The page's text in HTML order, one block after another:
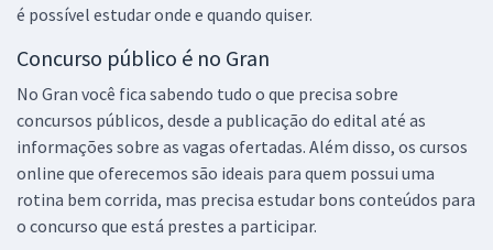
é possível estudar onde e quando quiser.
Concurso público é no Gran
No Gran você fica sabendo tudo o que precisa sobre
concursos públicos, desde a publicação do edital até as
informações sobre as vagas ofertadas. Além disso, os cursos
online que oferecemos são ideais para quem possui uma
rotina bem corrida, mas precisa estudar bons conteúdos para
o concurso que está prestes a participar.